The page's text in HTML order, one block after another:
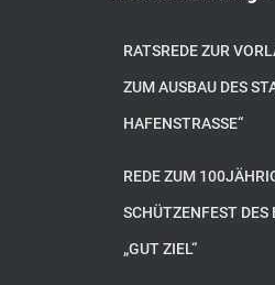
RATSREDE ZUR
ZUM AUSBAU DES
HAFENSTRASSE“
REDE ZUM
SCHÜTZENFEST DES
„GUT ZIEL“